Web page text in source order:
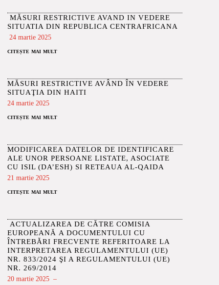
MĂSURI RESTRICTIVE AVAND IN VEDERE
SITUATIA DIN REPUBLICA CENTRAFRICANA
24 martie 2025
citește mai mult
MĂSURI RESTRICTIVE AVÂND ÎN VEDERE
SITUAŢIA DIN HAITI
24 martie 2025
citește mai mult
MODIFICAREA DATELOR DE IDENTIFICARE
ALE UNOR PERSOANE LISTATE, ASOCIATE
CU ISIL (DA’ESH) SI RETEAUA AL-QAIDA
21 martie 2025
citește mai mult
ACTUALIZAREA DE CĂTRE COMISIA
EUROPEANĂ A DOCUMENTULUI CU
ÎNTREBĂRI FRECVENTE REFERITOARE LA
INTERPRETAREA REGULAMENTULUI (UE)
NR. 833/2024 ŞI A REGULAMENTULUI (UE)
NR. 269/2014
20 martie 2025 –